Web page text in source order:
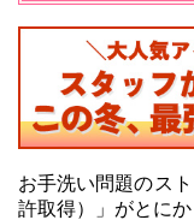
お手洗い問題のス
許取得）」がとにか